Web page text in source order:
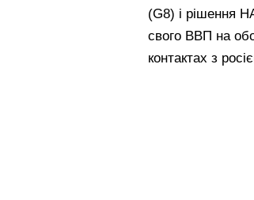
(G8) і рішення
свого ВВП на
контактах з